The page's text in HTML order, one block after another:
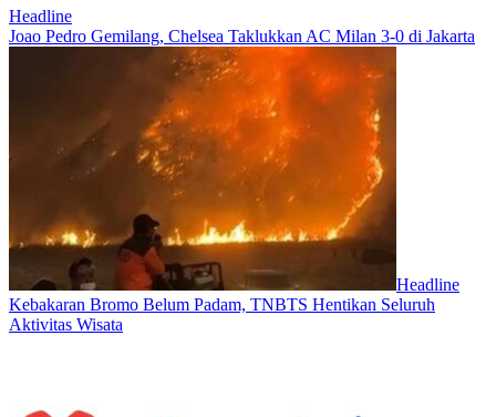
Headline
Joao Pedro Gemilang, Chelsea Taklukkan AC Milan 3-0 di Jakarta
Headline
Kebakaran Bromo Belum Padam, TNBTS Hentikan Seluruh
Aktivitas Wisata